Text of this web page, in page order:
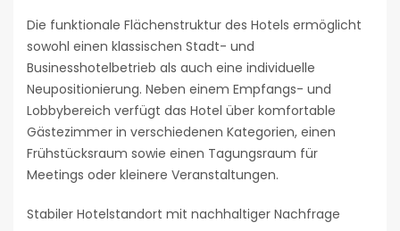
Die funktionale Flächenstruktur des Hotels ermöglicht
sowohl einen klassischen Stadt- und
Businesshotelbetrieb als auch eine individuelle
Neupositionierung. Neben einem Empfangs- und
Lobbybereich verfügt das Hotel über komfortable
Gästezimmer in verschiedenen Kategorien, einen
Frühstücksraum sowie einen Tagungsraum für
Meetings oder kleinere Veranstaltungen.
Stabiler Hotelstandort mit nachhaltiger Nachfrage